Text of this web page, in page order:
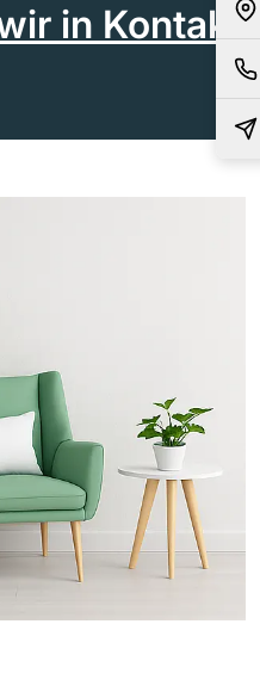
in Kontakt